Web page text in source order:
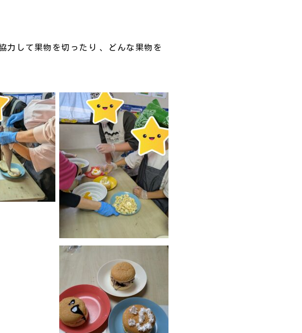
して果物を切ったり 、どんな果物を